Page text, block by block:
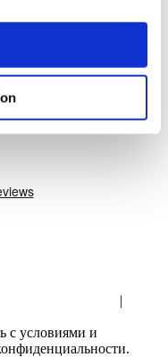
|
с условиями и